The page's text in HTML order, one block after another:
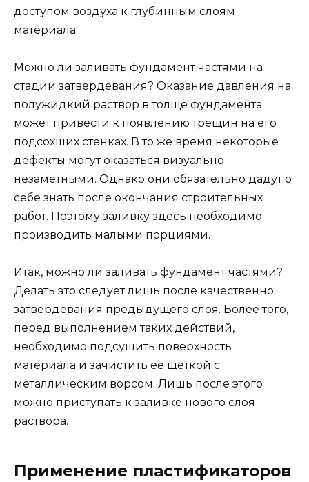
доступом воздуха к глубинным слоям
материала.
Можно ли заливать фундамент частями на
стадии затвердевания? Оказание давления на
полужидкий раствор в толще фундамента
может привести к появлению трещин на его
подсохших стенках. В то же время некоторые
дефекты могут оказаться визуально
незаметными. Однако они обязательно дадут о
себе знать после окончания строительных
работ. Поэтому заливку здесь необходимо
производить малыми порциями.
Итак, можно ли заливать фундамент частями?
Делать это следует лишь после качественно
затвердевания предыдущего слоя. Более того,
перед выполнением таких действий,
необходимо подсушить поверхность
материала и зачистить ее щеткой с
металлическим ворсом. Лишь после этого
можно приступать к заливке нового слоя
раствора.
Применение пластификаторов